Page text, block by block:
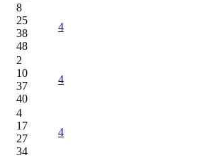
8
25
38
48
4
2
10
37
40
4
4
17
27
34
4